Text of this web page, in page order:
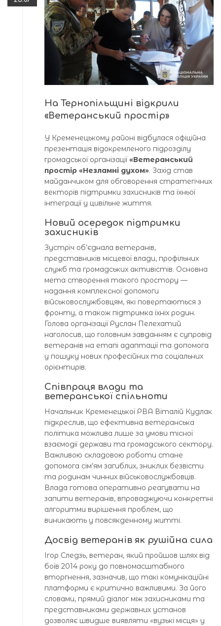
На Тернопільщині відкрили
«Ветеранський простір»
У Кременецькому районі відбулася офіційна
презентація відокремленого підрозділу
громадської організації«Ветеранський
простір «Незламні духом». Захід став
майданчиком для обговорення стратегічних
векторів підтримки захисників та їхньої
інтеграції у цивільне життя.
Новий осередок підтримки
захисників
Зустріч об’єднала ветеранів,
представників місцевої влади, профільних
служб та громадських активістів. Основна
мета створення такого простору —
надання комплексної допомоги
військовослужбовцям, які повертаються з
фронту, а також підтримка їхніх родин.
Голова організації Руслан Пелехатий
наголосив, що головним завданням є супровід
ветеранів на етапі адаптації та допомога
у пошуку нових професійних та соціальних
орієнтирів.
Співпраця влади та
ветеранської спільноти
Начальник Кременецької РВА Віталій Кудлак
підкреслив, що ефективна ветеранська
політика можлива лише за умови тісної
взаємодії держави та громадського сектору.
Важливою складовою роботи стане
допомога сім’ям загиблих, зниклих безвісти
та родинам чинних військовослужбовців.
Влада готова оперативно реагувати на
запити ветеранів, впроваджуючи конкретні
алгоритми вирішення проблем, що
виникають у повсякденному житті.
Досвід ветеранів як рушійна сила
Ігор Следзь, ветеран, який пройшов шлях від
боїв 2014 року до повномасштабного
вторгнення, зазначив, що такі комунікаційні
платформи є критично важливими. За його
словами, прямий діалог між захисниками та
представниками державних установ
дозволяє швидше виявляти «вузькі місця» у